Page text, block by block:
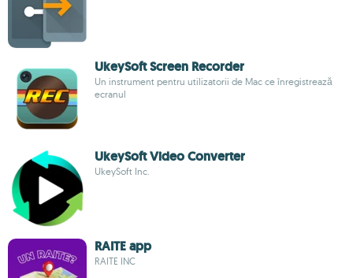
UkeySoft Screen Recorder
Un instrument pentru utilizatorii de Mac ce înregistrează
ecranul
UkeySoft Video Converter
UkeySoft Inc.
RAITE app
RAITE INC